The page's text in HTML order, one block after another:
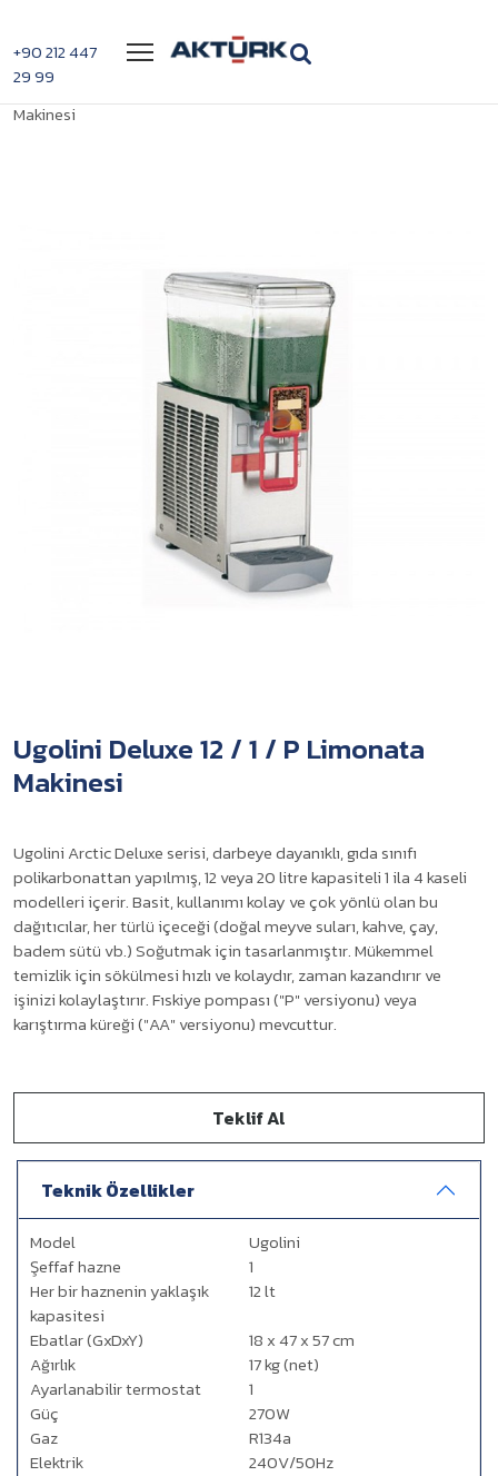
+90 212 447
29 99
Menü
Makinesi
Ugolini Deluxe 12 / 1 / P Limonata
Makinesi
Ugolini Arctic Deluxe serisi, darbeye dayanıklı, gıda sınıfı
polikarbonattan yapılmış, 12 veya 20 litre kapasiteli 1 ila 4 kaseli
modelleri içerir. Basit, kullanımı kolay ve çok yönlü olan bu
dağıtıcılar, her türlü içeceği (doğal meyve suları, kahve, çay,
badem sütü vb.) Soğutmak için tasarlanmıştır. Mükemmel
temizlik için sökülmesi hızlı ve kolaydır, zaman kazandırır ve
işinizi kolaylaştırır. Fıskiye pompası ("P" versiyonu) veya
karıştırma küreği ("AA" versiyonu) mevcuttur.
Teklif Al
Teknik Özellikler
Model
Ugolini
Şeffaf hazne
1
Her bir haznenin yaklaşık
kapasitesi
12 lt
Ebatlar (GxDxY)
18 x 47 x 57 cm
Ağırlık
17 kg (net)
Ayarlanabilir termostat
1
Güç
270W
Gaz
R134a
Elektrik
240V/50Hz